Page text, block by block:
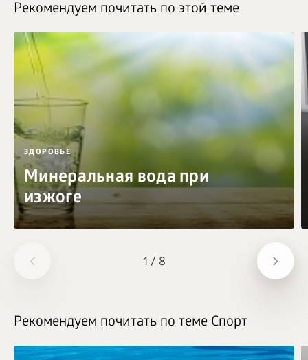
1 / 8
Рекомендуем почитать по этой теме
ЗДОРОВЬЕ
Минеральная вода при
изжоге
Рекомендуем почитать по теме Спорт